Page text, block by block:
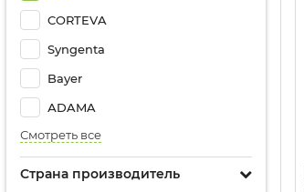
CORTEVA
Syngenta
Bayer
АDAMA
Смотреть все
Страна производитель